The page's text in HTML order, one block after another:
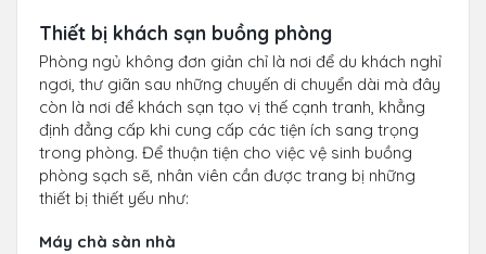
Thiết bị khách sạn buồng phòng
Phòng ngủ không đơn giản chỉ là nơi để du khách nghỉ
ngơi, thư giãn sau những chuyến di chuyển dài mà đây
còn là nơi để khách sạn tạo vị thế cạnh tranh, khẳng
định đẳng cấp khi cung cấp các tiện ích sang trọng
trong phòng. Để thuận tiện cho việc vệ sinh buồng
phòng sạch sẽ, nhân viên cần được trang bị những
thiết bị thiết yếu như:
Máy chà sàn nhà